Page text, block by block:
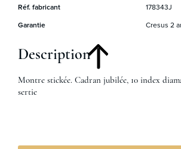
Réf. fabricant 178343J
Garantie Cresus 2
Description
Montre stickée. Cadran jubilée, 10 index
sertie